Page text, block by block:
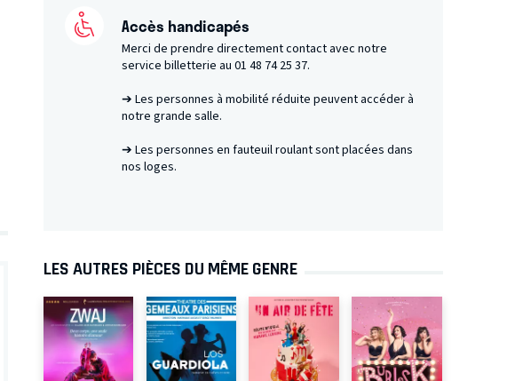
Accès handicapés
Merci de prendre directement contact avec notre
service billetterie au 01 48 74 25 37.
➔ Les personnes à mobilité réduite peuvent accéder à
notre grande salle.
➔ Les personnes en fauteuil roulant sont placées dans
nos loges.
LES AUTRES PIÈCES DU MÊME GENRE